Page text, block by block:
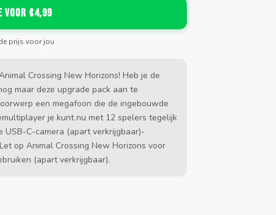
voor €4,99
prijs voor jou
Crossing New Horizons! Heb je de
maar deze upgrade pack aan te
een megafoon die de ingebouwde
je kunt nu met 12 spelers tegelijk
USB-C-camera (apart verkrijgbaar)-
op Animal Crossing New Horizons voor
(apart verkrijgbaar).